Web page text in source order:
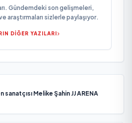
Gündemdeki son gelişmeleri,
araştırmaları sizlerle paylaşıyor.
DİĞER YAZILARI
Melike Şahin JJ ARENA